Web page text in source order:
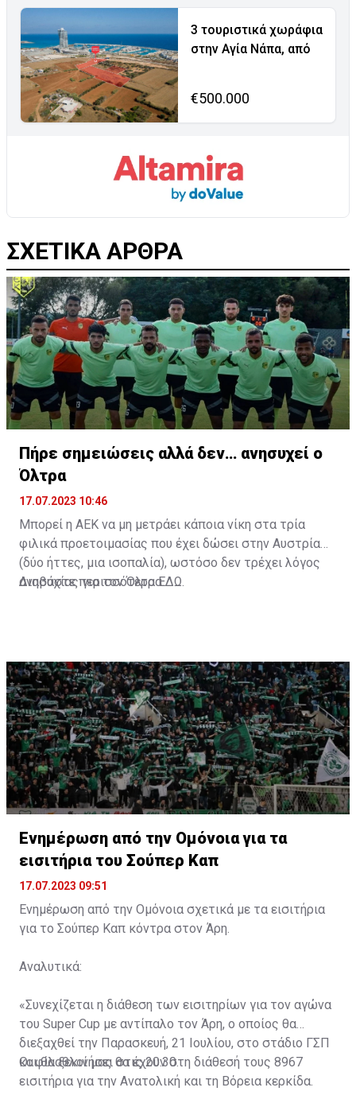
3 τουριστικά χωράφια
στην Αγία Νάπα, από
€500.000
ΣΧΕΤΙΚΑ ΑΡΘΡΑ
Πήρε σημειώσεις αλλά δεν… ανησυχεί ο
Όλτρα
17.07.2023 10:46
Μπορεί η ΑΕΚ να μη μετράει κάποια νίκη στα τρία
φιλικά προετοιμασίας που έχει δώσει στην Αυστρία
(δύο ήττες, μια ισοπαλία), ωστόσο δεν τρέχει λόγος
ανησυχίας για τον Όλτρα.
Διαβάστε περισσότεραΕΔΩ.
Ενημέρωση από την Ομόνοια για τα
εισιτήρια του Σούπερ Καπ
17.07.2023 09:51
Ενημέρωση από την Ομόνοια σχετικά με τα εισιτήρια
για το Σούπερ Καπ κόντρα στον Άρη.
Αναλυτικά:
«Συνεχίζεται η διάθεση των εισιτηρίων για τον αγώνα
του Super Cup με αντίπαλο τον Άρη, ο οποίος θα
διεξαχθεί την Παρασκευή, 21 Ιουλίου, στο στάδιο ΓΣΠ
και θα ξεκινήσει στις 20:30.
Οι φίλαθλοί μας θα έχουν στη διάθεσή τους 8967
εισιτήρια για την Ανατολική και τη Βόρεια κερκίδα.